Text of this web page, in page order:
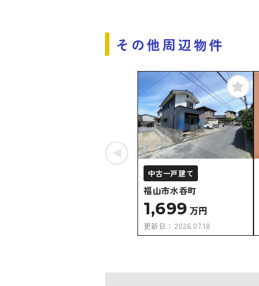
その他周辺物件
中古一戸建て
福山市水呑町
1,699万円
更新日： 2026.07.18